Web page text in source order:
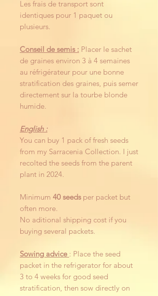
Les frais de transport sont
identiques pour 1 paquet ou
plusieurs.
Conseil de semis : Placer le sachet
de graines environ 3 à 4 semaines
au réfrigérateur pour une bonne
stratification des graines, puis semer
directement sur la tourbe blonde
humide.
English :
You can buy 1 pack of fresh seeds
from my Sarracenia Collection. I just
recolted the seeds from the parent
plant in 2024.
Minimum 40 seedsper packet but
often more.
No aditional shipping cost if you
buying several packets.
Sowing advice : Place the seed
packet in the refrigerator for about
3 to 4 weeks for good seed
stratification, then sow directly on